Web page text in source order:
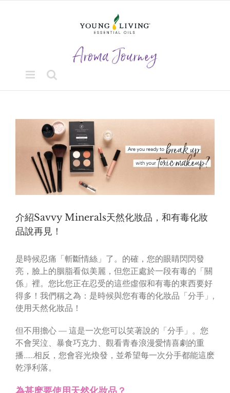
Image
介紹Savvy Minerals天然化妝品，和有毒化妝
品說再見！
是時候忍痛「斬斷情絲」了。的確，您的眼睛閃閃發
亮，臉上的胭脂看似美麗，但您正處於一段有毒的「關
係」裡。您比您正在忍受的這些虛假和有毒的東西要好
得多！我們稱之為：是時候與您有毒的化妝品「分手」,
使用天然化妝品！
但不用擔心 — 這是一次您可以笑著說的「分手」。您
不會哭泣、暴食巧克力、觀看青春浪漫愛情喜劇的重
播……相反，您會容光煥發，並希望每一次分手都能這麽
乾淨利落。
為甚麽要使用天然化妝品？